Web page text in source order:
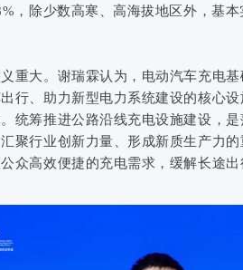
，除少数高寒、高海拔地区外，基
重大。谢瑞霖认为，电动汽车充电
行、助力新型电力系统建设的核心
统筹推进公路沿线充电设施建设，
聚行业创新力量、形成新质生产力
众高效便捷的充电需求，缓解长途出